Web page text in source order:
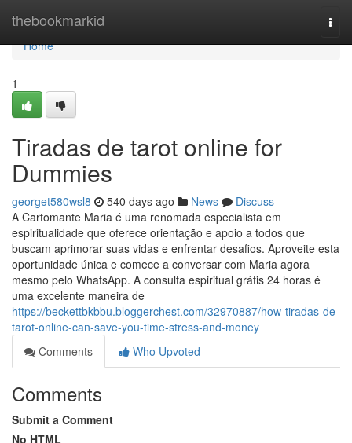
thebookmarkid
Home
Home
1
Tiradas de tarot online for
Dummies
georget580wsl8 540 days ago News
Discuss
A Cartomante Maria é uma renomada especialista em
espiritualidade que oferece orientação e apoio a todos que
buscam aprimorar suas vidas e enfrentar desafios. Aproveite esta
oportunidade única e comece a conversar com Maria agora
mesmo pelo WhatsApp. A consulta espiritual grátis 24 horas é
uma excelente maneira de
https://beckettbkbbu.bloggerchest.com/32970887/how-tiradas-de-
tarot-online-can-save-you-time-stress-and-money
Comments
Who Upvoted
Comments
Submit a Comment
No HTML